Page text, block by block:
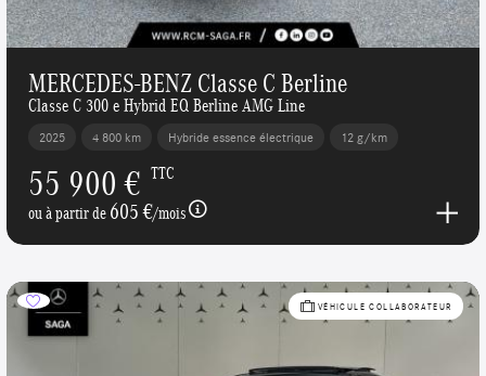
MERCEDES-BENZ Classe C Berline
Classe C 300 e Hybrid EQ Berline AMG Line
2025 4 800 km Hybride essence électrique 12 g/km
55 900 € TTC
ou à partir de605 €/mois
VÉHICULE COLLABORATEUR